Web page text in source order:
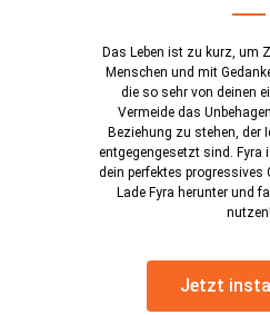
Das Leben ist zu kurz, um
Menschen und mit
die so sehr von deinen
Vermeide das
Beziehung zu stehen, der
entgegengesetzt sind. Fyra
dein perfektes progressives
Lade Fyra herunter und
Jetzt